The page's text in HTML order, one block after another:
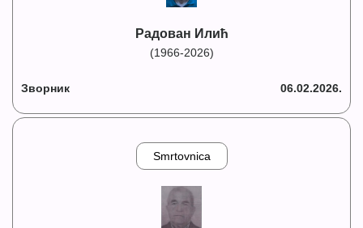
Радован Илић
(1966-2026)
Зворник 06.02.2026.
Smrtovnica